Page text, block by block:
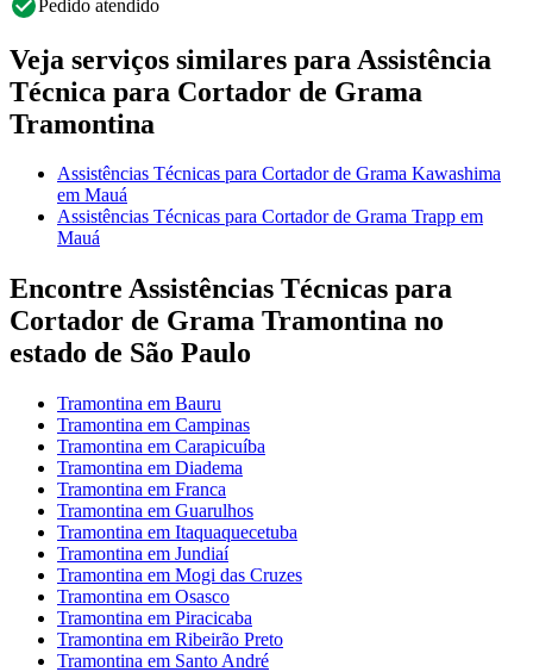
Pedido atendido
Veja serviços similares para Assistência
Técnica para Cortador de Grama
Tramontina
Assistências Técnicas para Cortador de Grama Kawashima
em Mauá
Assistências Técnicas para Cortador de Grama Trapp em
Mauá
Encontre Assistências Técnicas para
Cortador de Grama Tramontina no
estado de São Paulo
Tramontina em Bauru
Tramontina em Campinas
Tramontina em Carapicuíba
Tramontina em Diadema
Tramontina em Franca
Tramontina em Guarulhos
Tramontina em Itaquaquecetuba
Tramontina em Jundiaí
Tramontina em Mogi das Cruzes
Tramontina em Osasco
Tramontina em Piracicaba
Tramontina em Ribeirão Preto
Tramontina em Santo André